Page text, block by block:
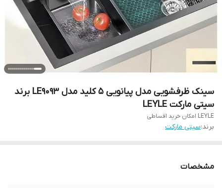
سینک ظرفشویی مدل پیانویی 5 کلید مدل LE9093 برند
سیتی مارکت LEYLE
LEYLE امکان خرید اقساطی
برند:سیتی مارکت
مشخصات